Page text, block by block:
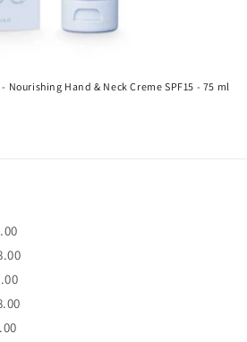
Hand & Neck Creme SPF15 - 75 ml